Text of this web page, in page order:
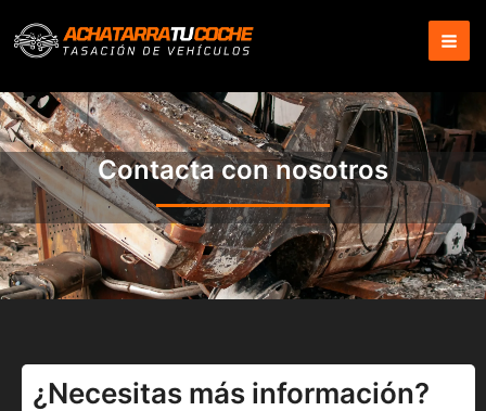
contenido
Contacta con nosotros
¿Necesitas más información?